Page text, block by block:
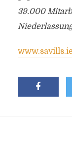
39.000
www.savills.ie